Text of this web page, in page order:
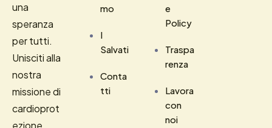
una
speranza
per tutti.
Unisciti alla
nostra
missione di
cardioprot
ezione
mo
I
Salvati
Conta
tti
e
Policy
Traspa
renza
Lavora
con
noi